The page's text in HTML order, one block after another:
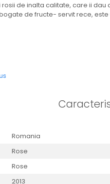
rosii de inalta calitate, care ii
de fructe- servit rece,
Romania
Rose
Rose
2013